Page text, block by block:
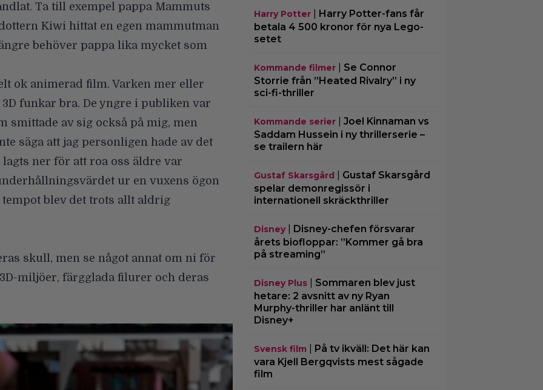
Ta till exempel pappa Mammuts
Kiwi hittat en egen mammutman
behöver pappa lika mycket som
ok animerad film. Varken mer eller
funkar bra. De yngre i publiken var
smittade av sig också på mig, men
säga att jag personligen hade av det
ner för att roa oss äldre var
ur en vuxens ögon
tempot blev det trots allt aldrig
skull, men se något annat om ni för
miljöer, färgglada filurer och deras
Harry Potter|
Harry Potter-fans får
betala 4 500 kronor för nya Lego-
setet
Kommande filmer| Se Connor
Storrie från ”Heated Rivalry” i ny
sci-fi-thriller
Kommande serier| Joel Kinnaman vs
Saddam Hussein i ny thrillerserie –
se trailern här
Gustaf Skarsgård
Gustaf Skarsgård
spelar demonregissör i
internationell skräckthriller
Disney|
Disney-chefen försvarar
årets biofloppar: ”Kommer gå bra
på streaming”
Disney Plus| Sommaren blev just
hetare: 2 avsnitt av ny Ryan
Murphy-thriller har anlänt till
Disney+
Svensk film
På tv ikväll: Det här kan
vara Kjell Bergqvists mest sågade
film